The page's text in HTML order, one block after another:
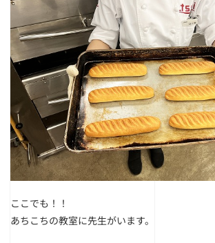
ここでも！！
あちこちの教室に先生がいます。